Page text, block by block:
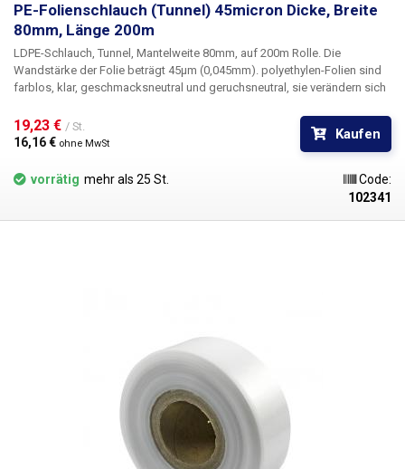
PE-Folienschlauch (Tunnel) 45micron Dicke, Breite
80mm, Länge 200m
LDPE-Schlauch, Tunnel, Mantelweite 80mm, auf 200m Rolle. Die
Wandstärke der Folie beträgt 45µm (0,045mm). polyethylen-Folien sind
farblos, klar, geschmacksneutral und geruchsneutral, sie verändern sich
langlebig, flexibel, leicht mit Hitze zu verschweißen, frost- und
feuchtigkeitsbeständig. Die Folie eignet sich für die Herstellung von
Beuteln, Taschen und Verpackungen jeglicher Waren. PE-Folien sind
gesundheitlich unbedenklich, 100% recycelbar, für
Lebensmittelverpackungen geeignet (Zertifikat vorhanden) und erfüllen
Slg. (Verpackungsgesetz). Ideal zum Verschweißen mit allen
19,23 € / St.
16,16 € ohne MwSt
Kaufen
vorrätig mehr als 25 St.
Code:
102341